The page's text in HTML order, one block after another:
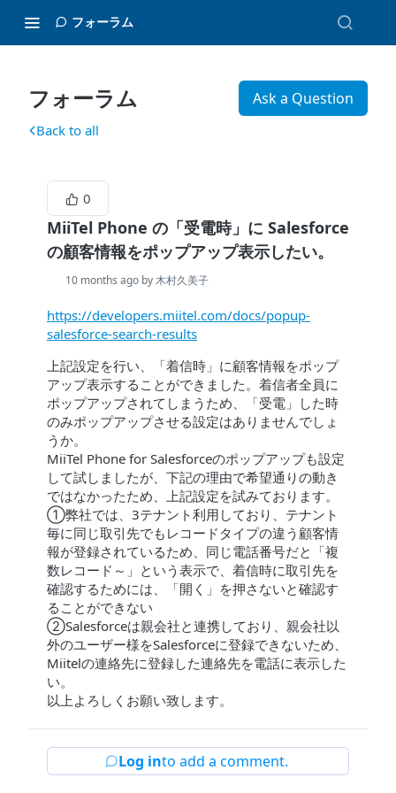
フォーラム
フォーラム Ask a Question
Back to all
0
MiiTel Phone の「受電時」に Salesforce
の顧客情報をポップアップ表示したい。
10 months ago by 木村久美子
https://developers.miitel.com/docs/popup-
salesforce-search-results
上記設定を行い、「着信時」に顧客情報をポップ
アップ表示することができました。着信者全員に
ポップアップされてしまうため、「受電」した時
のみポップアップさせる設定はありませんでしょ
うか。
MiiTel Phone for Salesforceのポップアップも設定
して試しましたが、下記の理由で希望通りの動き
ではなかったため、上記設定を試みております。
①弊社では、3テナント利用しており、テナント
毎に同じ取引先でもレコードタイプの違う顧客情
報が登録されているため、同じ電話番号だと「複
数レコード～」という表示で、着信時に取引先を
確認するためには、「開く」を押さないと確認す
ることができない
②Salesforceは親会社と連携しており、親会社以
外のユーザー様をSalesforceに登録できないため、
Miitelの連絡先に登録した連絡先を電話に表示した
い。
以上よろしくお願い致します。
Log into add a comment.